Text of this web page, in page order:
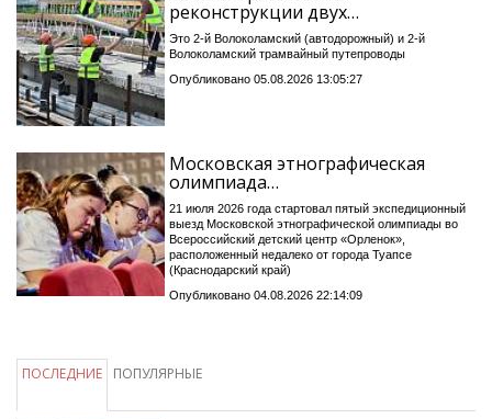
реконструкции двух…
Это 2-й Волоколамский (автодорожный) и 2-й
Волоколамский трамвайный путепроводы
Опубликовано 05.08.2026 13:05:27
Московская этнографическая
олимпиада…
21 июля 2026 года стартовал пятый экспедиционный
выезд Московской этнографической олимпиады во
Всероссийский детский центр «Орленок»,
расположенный недалеко от города Туапсе
(Краснодарский край)
Опубликовано 04.08.2026 22:14:09
ПОСЛЕДНИЕ ПОПУЛЯРНЫЕ